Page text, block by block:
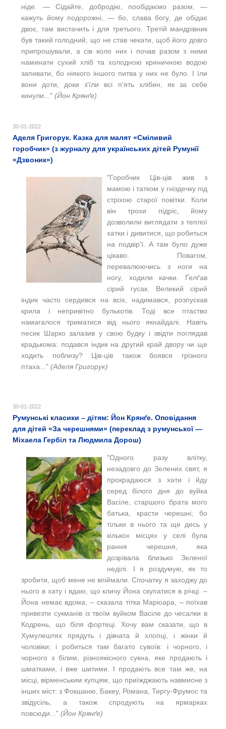
ніде. — Сідайте, добродію, пообідаємо разом, —
кажуть йому подорожні, — бо, слава богу, де обідає
двоє, там вистачить і для третього. Третій мандрівник
був такий голодний, що не став чекати, щоб його довго
припрошували, а сів коло них і почав разом з ними
наминати сухий хліб та холодною криничною водою
запивати, бо ніякого іншого питва у них не було. І їли
вони доти, доки з'їли всі п’ять хлібин, як за себе
кинули..." (Йон Крянґе)
30-01-2022
Аделя Григорук. Казка для малят «Сміливий
горобчик» (з журналу для українських дітей Румунії
«Дзвоник»)
"Горобчик Ців-ців жив з
мамою і татком у гніздечку під
стріхою старої повітки. Коли
він трохи підріс, йому
дозволили виглядати з теплої
хатки і дивитися, що робиться
на подвір'ї. А там було дуже
цікаво. Повагом,
перевалюючись з ноги на
ногу, ходили качки. Ґелґав
сірий гусак. Великий сірий
індик часто сердився на всіх, надимався, розпускав
крила і непривітно булькотів. Тоді все птаство
намагалося триматися від нього якнайдалі. Навіть
песик Шарко залазив у свою будку і звідти поглядав
крадькома: подався індик на другий край двору чи ще
ходить поблизу? Ців-ців також боявся грізного
птаха..." (Аделя Григорук)
30-01-2022
Румунські класики – дітям: Йон Крянґе. Оповідання
для дітей «За черешнями» (переклад з румунської —
Міхаела Гербіл та Людмила Дорош)
"Одного разу влітку,
незадовго до Зелених свят, я
прокрадаюся з хати і йду
серед білого дня до вуйка
Васіле, старшого брата мого
батька, красти черешні; бо
тільки в нього та ще десь у
кількох місцях у селі була
рання черешня, яка
дозрівала близько Зеленої
неділі. І я роздумую, як то
зробити, щоб мене не впіймали. Спочатку я заходжу до
нього в хату i вдаю, що кличу Йона скупатися в річці. –
Йона немає вдома, – сказала тітка Маріоара, – поїхав
привезти сукманів із твоїм вуйком Васіле до чесалки в
Кодрень, що біля фортеці. Хочу вам сказати, що в
Хумулештях прядуть і дівчата й хлопці, і жінки й
чоловіки; і робиться там багато сувоїв: i чорного, і
чорного з білим, різноякісного сукна, яке продають і
шматками, і вже шитими. І продають все там же, на
місці, вірменським купцям, що приїжджають навмисне з
інших міст: з Фокшаню, Бакеу, Романа, Тиргу-Фрумос та
звідусіль, а також спродують на ярмарках
повсюди..." (Йон Крянґе)